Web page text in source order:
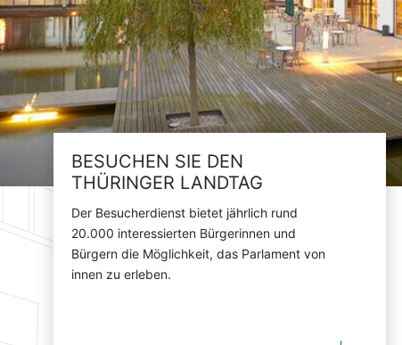
BESUCHEN SIE DEN
THÜRINGER LANDTAG
Der Besucherdienst bietet jährlich rund
20.000 interessierten Bürgerinnen und
Bürgern die Möglichkeit, das Parlament von
innen zu erleben.